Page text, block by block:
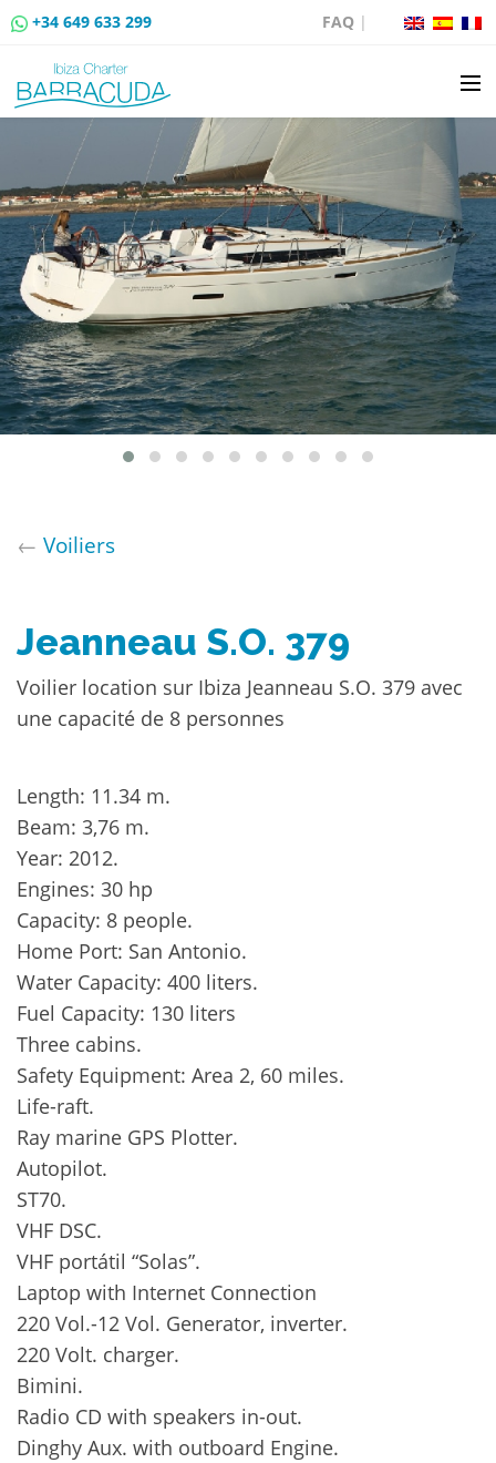
+34 649 633 299 FAQ|
LOCATION
VENTE DE BATEAUX
LOCATION DE AMARRAGES
ROUTES EN BATEAU
ÉVÉNEMENTS
BLOG
← Voiliers
Jeanneau S.O. 379
Voilier location sur Ibiza Jeanneau S.O. 379 avec
une capacité de 8 personnes
Length: 11.34 m.
Beam: 3,76 m.
Year: 2012.
Engines: 30 hp
Capacity: 8 people.
Home Port: San Antonio.
Water Capacity: 400 liters.
Fuel Capacity: 130 liters
Three cabins.
Safety Equipment: Area 2, 60 miles.
Life-raft.
Ray marine GPS Plotter.
Autopilot.
ST70.
VHF DSC.
VHF portátil “Solas”.
Laptop with Internet Connection
220 Vol.-12 Vol. Generator, inverter.
220 Volt. charger.
Bimini.
Radio CD with speakers in-out.
Dinghy Aux. with outboard Engine.